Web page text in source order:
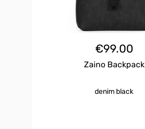
€99.00
Zaino Backpack
denim black